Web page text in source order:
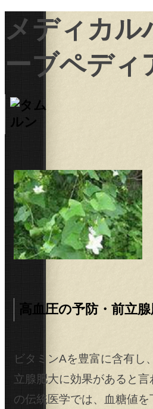
メディカ
ーブペディ
高血圧の予防・前立
ビタミンAを豊富に含有し
立腺肥大に効果があると
の伝統医学では、血糖値